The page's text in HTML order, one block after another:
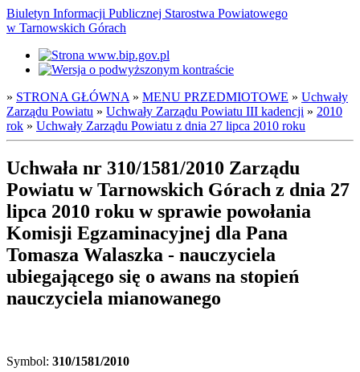
Biuletyn Informacji Publicznej Starostwa Powiatowego
w Tarnowskich Górach
» STRONA GŁÓWNA » MENU PRZEDMIOTOWE » Uchwały
Zarządu Powiatu » Uchwały Zarządu Powiatu III kadencji » 2010
rok » Uchwały Zarządu Powiatu z dnia 27 lipca 2010 roku
Uchwała nr 310/1581/2010 Zarządu
Powiatu w Tarnowskich Górach z dnia 27
lipca 2010 roku w sprawie powołania
Komisji Egzaminacyjnej dla Pana
Tomasza Walaszka - nauczyciela
ubiegającego się o awans na stopień
nauczyciela mianowanego
Symbol: 310/1581/2010